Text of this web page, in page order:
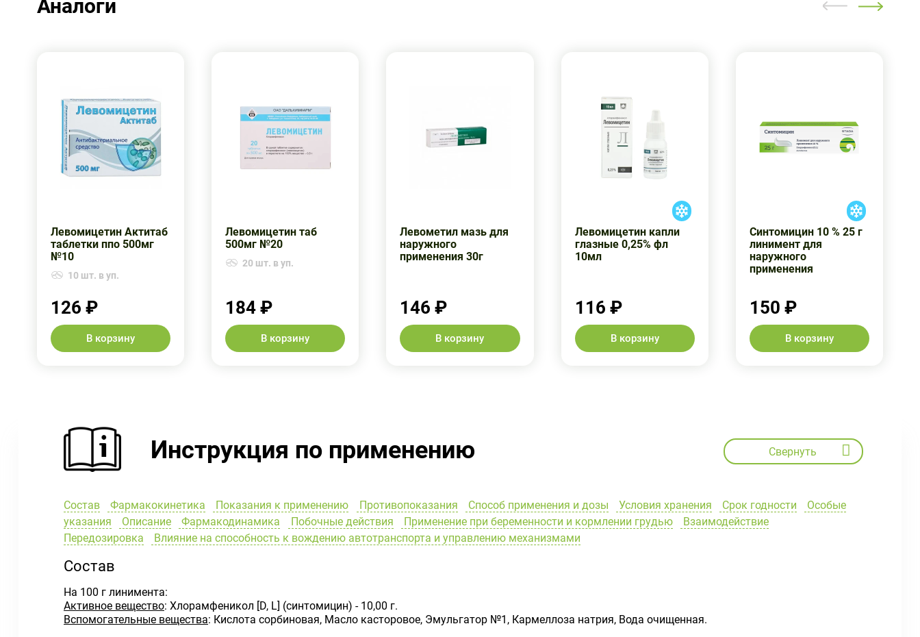
Аналоги
Левомицетин Актитаб
таблетки ппо 500мг
№10
10 шт. в уп.
126 ₽
В корзину
Левомицетин таб
500мг №20
20 шт. в уп.
184 ₽
В корзину
Левометил мазь для
наружного
применения 30г
146 ₽
В корзину
Левомицетин капли
глазные 0,25% фл
10мл
116 ₽
В корзину
Синтомицин 10 % 25 г
линимент для
наружного
применения
150 ₽
В корзину
Инструкция по применению Свернуть
Состав Фармакокинетика Показания к применению Противопоказания Способ применения и дозы Условия хранения Срок годности
Особые
указания
Описание Фармакодинамика Побочные действия Применение при беременности и кормлении грудью
Взаимодействие
Передозировка
Влияние на способность к вождению автотранспорта и управлению механизмами
Состав
На 100 г линимента:
Активное вещество: Хлорамфеникол [D, L] (синтомицин) - 10,00 г.
Вспомогательные вещества: Кислота сорбиновая, Масло касторовое, Эмульгатор №1, Кармеллоза натрия, Вода очищенная.